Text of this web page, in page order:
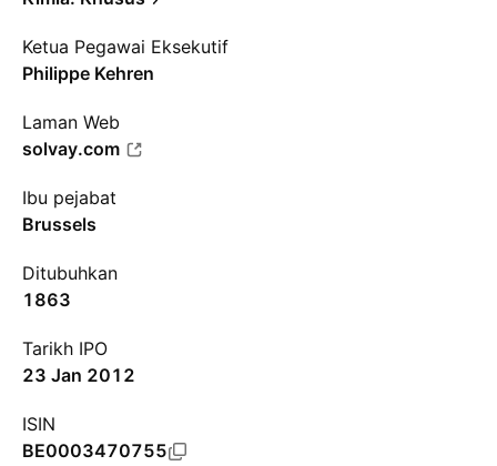
Ketua Pegawai Eksekutif
Philippe Kehren
Laman Web
solvay.com
Ibu pejabat
Brussels
Ditubuhkan
1863
Tarikh IPO
23 Jan 2012
ISIN
BE0003470755